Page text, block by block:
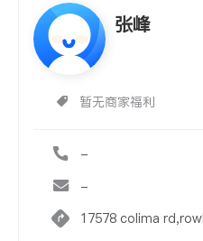
张峰
暂无商家福利
-
-
17578 colima